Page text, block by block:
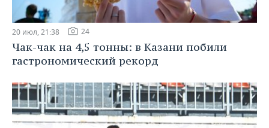
20 июл, 21:38 24
Чак-чак на 4,5 тонны: в Казани побили
гастрономический рекорд